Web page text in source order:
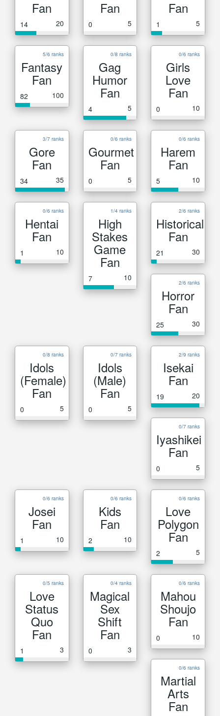
Fan
14 20
Fan
0 5
Fan
1 5
5/6 ranks
Fantasy
Fan
82 100
0/8 ranks
Gag
Humor
Fan
4 5
0/6 ranks
Girls
Love
Fan
0 10
3/7 ranks
Gore
Fan
34 35
0/6 ranks
Gourmet
Fan
0 5
0/6 ranks
Harem
Fan
5 10
0/6 ranks
Hentai
Fan
1 10
1/4 ranks
High
Stakes
Game
Fan
7 10
2/6 ranks
Historical
Fan
21 30
2/6 ranks
Horror
Fan
25 30
0/8 ranks
Idols
(Female)
Fan
0 5
0/7 ranks
Idols
(Male)
Fan
0 5
2/9 ranks
Isekai
Fan
19 20
0/7 ranks
Iyashikei
Fan
0 5
0/6 ranks
Josei
Fan
1 10
0/6 ranks
Kids
Fan
2 10
0/6 ranks
Love
Polygon
Fan
2 5
0/5 ranks
Love
Status
Quo
Fan
1 3
0/4 ranks
Magical
Sex
Shift
Fan
0 3
0/6 ranks
Mahou
Shoujo
Fan
0 10
0/6 ranks
Martial
Arts
Fan